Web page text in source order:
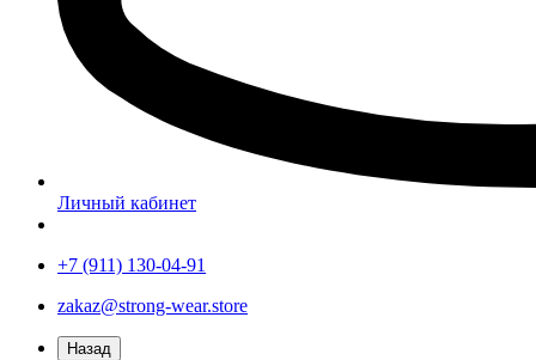
Личный кабинет
+7 (911) 130-04-91
zakaz@strong-wear.store
Назад